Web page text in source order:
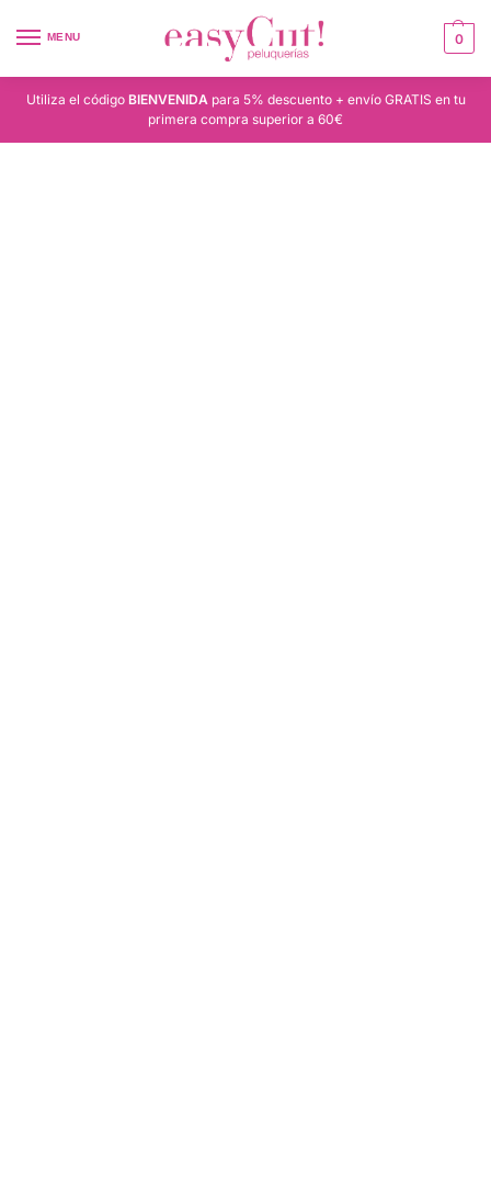
MENU 0
Utiliza el código BIENVENIDApara 5% descuento + envío GRATIS en tu
primera compra superior a 60€